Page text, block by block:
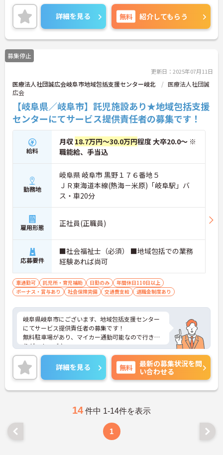
いませ。
詳細を見る 無料 紹介してもらう
募集停止
更新日：2025年07月11日
医療法人社団誠広会岐阜市地域包括支援センター岐北
医療法人社団誠
広会
【岐阜県／岐阜市】託児施設あり★地域包括支援
センターにてサービス提供責任者の募集です！
給料
月収 18.7万円～30.0万円程度 大卒20.0～ ※
職能給、手当込
勤務地
岐阜県 岐阜市 黒野１７６番地５
ＪＲ東海道本線(熱海－米原)「岐阜駅」バ
ス・車20分
雇用形態 正社員(正職員)
応募要件
■社会福祉士（必須） ■地域包括での業務
経験あれば尚可
車通勤可 託児所・育児補助 日勤のみ
年間休日110日以上
ボーナス・賞与あり
社会保険完備 交通費支給 退職金制度あり
岐阜県岐阜市にございます、地域包括支援センター
にてサービス提供責任者の募集です！
無料駐車場があり、マイカー通勤可能なので行き帰
りがスムーズ♪
育児休暇制度や利用可能な託児施設があり、お子様
のいらっしゃる方でも安心して働けます★
ご興味のある方は、マイナビ介護職までお問い合わ
せください。
詳細を見る 無料
最新の募集状況を問
い合わせる
14 件中 1-14件を表示
1